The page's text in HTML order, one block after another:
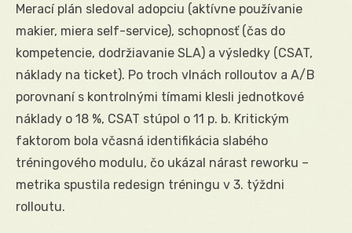
Merací plán sledoval adopciu (aktívne používanie
makier, miera self-service), schopnosť (čas do
kompetencie, dodržiavanie SLA) a výsledky (CSAT,
náklady na ticket). Po troch vlnách rolloutov a A/B
porovnaní s kontrolnými tímami klesli jednotkové
náklady o 18 %, CSAT stúpol o 11 p. b. Kritickým
faktorom bola včasná identifikácia slabého
tréningového modulu, čo ukázal nárast reworku –
metrika spustila redesign tréningu v 3. týždni
rolloutu.